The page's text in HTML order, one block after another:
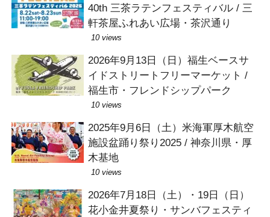
40th 三茶ラテンフェスティバル / 三
軒茶屋ふれあい広場・茶沢通り
10 views
2026年9月13日（日）福生ベースサ
イドストリートフリーマーケット /
福生市・フレンドシップパーク
10 views
2025年9月6日（土）米海軍厚木航空
施設盆踊り祭り2025 / 神奈川県・厚
木基地
10 views
2026年7月18日（土）・19日（日）
花小金井夏祭り・サンバフェスティ